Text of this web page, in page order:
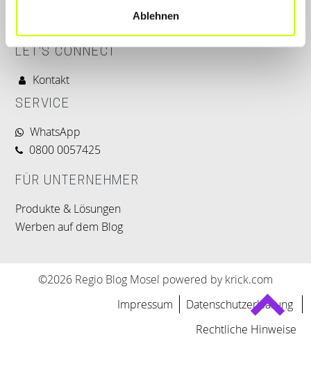
Ablehnen
LET'S CONNECT
Kontakt
SERVICE
WhatsApp
0800 0057425
FÜR UNTERNEHMER
Produkte & Lösungen
Werben auf dem Blog
©2026 Regio Blog Mosel powered by krick.com
Impressum
Datenschutzerklärung
Rechtliche Hinweise